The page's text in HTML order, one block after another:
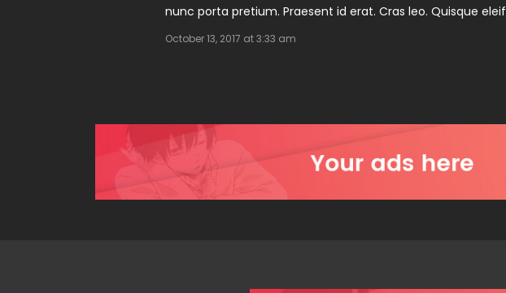
nunc porta pretium. Praesent id erat. Cras leo. Quisque eleif
October 13, 2017 at 3:33 am